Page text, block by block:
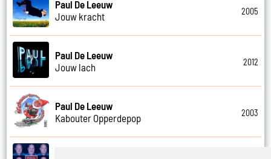
Paul De Leeuw
Jouw kracht
2005
Paul De Leeuw
Jouw lach
2012
Paul De Leeuw
Kabouter Opperdepop
2003